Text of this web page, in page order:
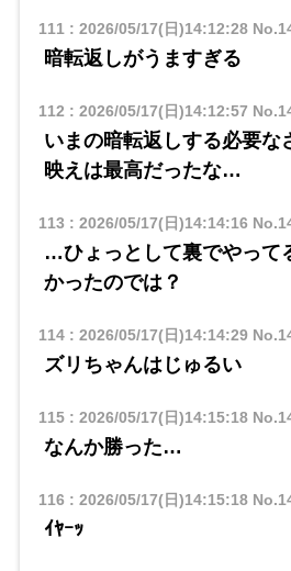
111 : 2026/05/17(日)14:12:28
暗転返しがうますぎる
112 : 2026/05/17(日)14:12:57
いまの暗転返しする必要な
映えは最高だったな…
113 : 2026/05/17(日)14:14:16
…ひょっとして裏でやって
かったのでは？
114: 2026/05/17(日)14:14:29
ズリちゃんはじゅるい
115: 2026/05/17(日)14:15:18
なんか勝った…
116 : 2026/05/17(日)14:15:18
ｲﾔｰｯ